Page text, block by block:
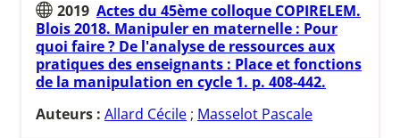
2019 Actes du 45ème colloque COPIRELEM.
Blois 2018. Manipuler en maternelle : Pour
quoi faire ? De l'analyse de ressources aux
pratiques des enseignants : Place et fonctions
de la manipulation en cycle 1. p. 408-442.
Auteurs : Allard Cécile ; Masselot Pascale